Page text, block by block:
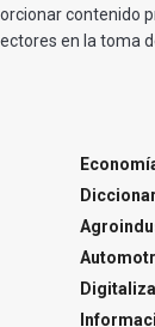
contenido
en la toma